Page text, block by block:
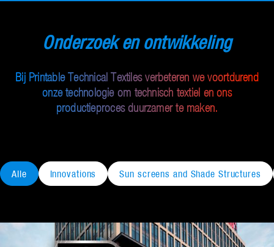
Onderzoek en ontwikkeling
Bij Printable Technical Textiles verbeteren we voortdurend
onze technologie om technisch textiel en ons
productieproces duurzamer te maken.
Alle Innovations Sun screens and Shade Structures